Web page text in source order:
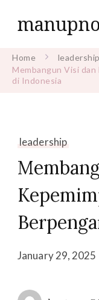
Home
leadership
Membangun Visi
di Indonesia
leadership
January 29, 2025